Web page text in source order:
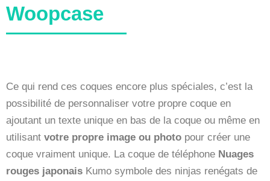
Woopcase
Ce qui rend ces coques encore plus spéciales, c’est la
possibilité de personnaliser votre propre coque en
ajoutant un texte unique en bas de la coque ou même en
utilisant votre propre image ou photo pour créer une
coque vraiment unique. La coque de téléphone Nuages
rouges japonais Kumo symbole des ninjas renégats de